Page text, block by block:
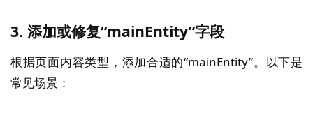
3. 添加或修复“mainEntity”字段
根据页面内容类型，添加合适的“mainEntity”。以下是
常见场景：